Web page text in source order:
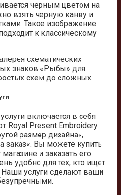
черным цветом на
взять черную канву и
Такое изображение
к классическому
схематических
знаков «Рыбы» для
схем до сложных.
включается в себя
Royal Present Embroidery.
размер дизайна«,
заказ«. Вы можете купить
и заказать его
удобно для тех, кто ищет
услуги сделают ваши